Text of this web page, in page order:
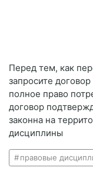
Перед тем, как
запросите
полное право
договор
законна на
дисциплины
правовые